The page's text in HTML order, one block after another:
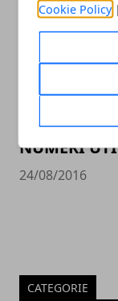
Cookie Policy |
NUMERI
24/08/2016
CATEGORIE